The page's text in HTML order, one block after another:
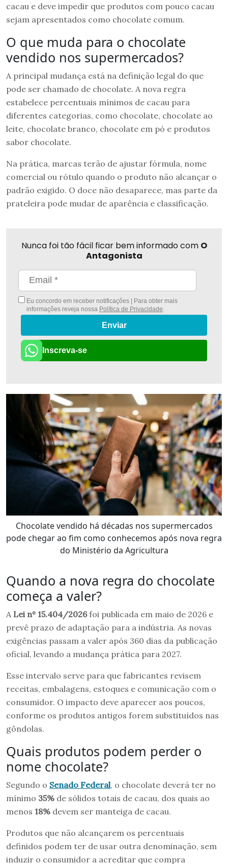
cacau e deve impedir que produtos com pouco cacau
sejam apresentados como chocolate comum.
O que muda para o chocolate
vendido nos supermercados?
A principal mudança está na definição legal do que
pode ser chamado de chocolate. A nova regra
estabelece percentuais mínimos de cacau para
diferentes categorias, como chocolate, chocolate ao
leite, chocolate branco, chocolate em pó e produtos
sabor chocolate.
Na prática, marcas terão de ajustar fórmula, nome
comercial ou rótulo quando o produto não alcançar o
padrão exigido. O doce não desaparece, mas parte da
prateleira pode mudar de aparência e classificação.
Nunca foi tão fácil ficar bem informado com O
Antagonista
Eu concordo em receber notificações | Para obter mais
informações reveja nossa Política de Privacidade
Enviar
Inscreva-se
Chocolate vendido há décadas nos supermercados
pode chegar ao fim como conhecemos após nova regra
do Ministério da Agricultura
Quando a nova regra do chocolate
começa a valer?
A Lei nº 15.404/2026foi publicada em maio de 2026 e
prevê prazo de adaptação para a indústria. As novas
exigências passam a valer após 360 dias da publicação
oficial, levando a mudança prática para 2027.
Esse intervalo serve para que fabricantes revisem
receitas, embalagens, estoques e comunicação com o
consumidor. O impacto deve aparecer aos poucos,
conforme os produtos antigos forem substituídos nas
gôndolas.
Quais produtos podem perder o
nome chocolate?
Segundo o Senado Federal, o chocolate deverá ter no
mínimo 35% de sólidos totais de cacau, dos quais ao
menos 18% devem ser manteiga de cacau.
Produtos que não alcançarem os percentuais
definidos podem ter de usar outra denominação, sem
induzir o consumidor a acreditar que compra